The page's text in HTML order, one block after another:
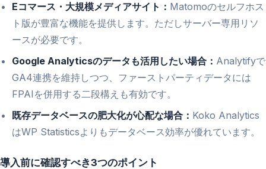
Eコマース・大規模メディアサイト： Matomoのセルフホス
ト版が豊富な機能を提供します。ただしサーバー専用リソ
ースが必要です。
Google Analyticsのデータも活用したい場合： Analytifyで
GA4連携を維持しつつ、ファーストパーティデータには
FPAIを併用する二段構えも有効です。
既存データベースの肥大化が心配な場合： Koko Analytics
はWP Statisticsよりもデータベース効率が優れています。
導入前に確認すべき3つのポイント